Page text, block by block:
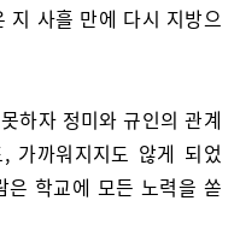
지 사흘 만에 다시 지방으
하자 정미와 규인의 관계
가까워지지도 않게 되었
학교에 모든 노력을 쏟